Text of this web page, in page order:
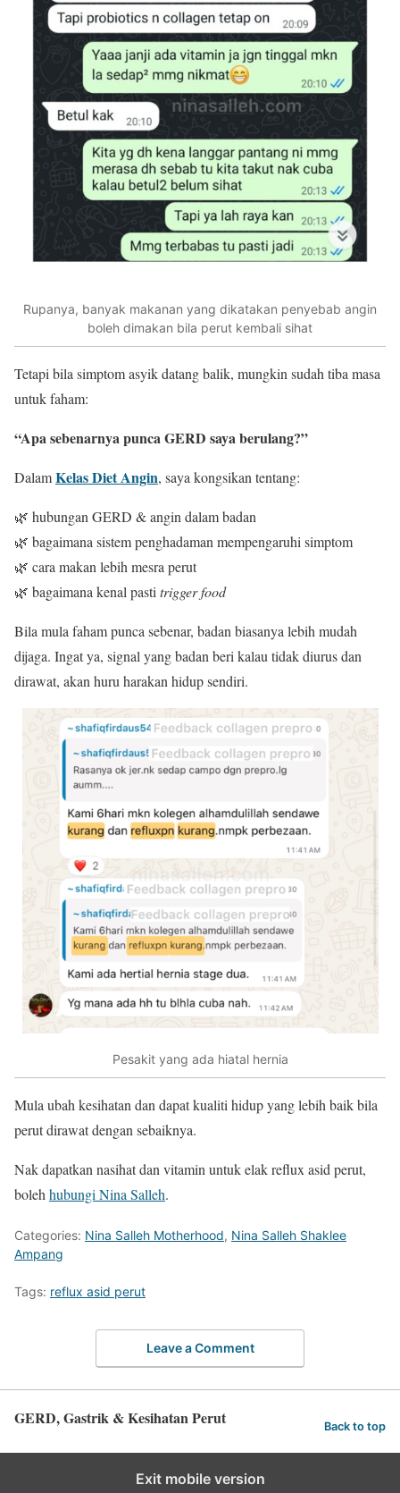
Rupanya, banyak makanan yang dikatakan penyebab angin
boleh dimakan bila perut kembali sihat
Tetapi bila simptom asyik datang balik, mungkin sudah tiba masa
untuk faham:
“Apa sebenarnya punca GERD saya berulang?”
DalamKelas Diet Angin, saya kongsikan tentang:
🌿 hubungan GERD & angin dalam badan
🌿 bagaimana sistem penghadaman mempengaruhi simptom
🌿 cara makan lebih mesra perut
🌿 bagaimana kenal pastitrigger food
Bila mula faham punca sebenar, badan biasanya lebih mudah
dijaga. Ingat ya, signal yang badan beri kalau tidak diurus dan
dirawat, akan huru harakan hidup sendiri.
Pesakit yang ada hiatal hernia
Mula ubah kesihatan dan dapat kualiti hidup yang lebih baik bila
perut dirawat dengan sebaiknya.
Nak dapatkan nasihat dan vitamin untuk elak reflux asid perut,
boleh hubungi Nina Salleh.
Categories: Nina Salleh Motherhood, Nina Salleh Shaklee
Ampang
Tags: reflux asid perut
Leave a Comment
GERD, Gastrik & Kesihatan Perut Back to top
Exit mobile version